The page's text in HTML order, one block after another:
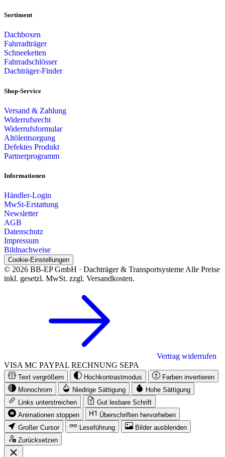
Sortiment
Dachboxen
Fahrradträger
Schneeketten
Fahrradschlösser
Dachträger-Finder
Shop-Service
Versand & Zahlung
Widerrufsrecht
Widerrufsformular
Altölentsorgung
Defektes Produkt
Partnerprogramm
Informationen
Händler-Login
MwSt-Erstattung
Newsletter
AGB
Datenschutz
Impressum
Bildnachweise
Cookie-Einstellungen
© 2026 BB-EP GmbH · Dachträger & Transportsysteme Alle Preise
inkl. gesetzl. MwSt. zzgl. Versandkosten.
Vertrag widerrufen
VISA MC PAYPAL RECHNUNG SEPA
Text vergrößern Hochkontrastmodus
Farben invertieren
Monochrom
Niedrige Sättigung
Hohe Sättigung
Links unterstreichen
Gut lesbare Schrift
Animationen stoppen
Überschriften hervorheben
Großer Cursor
Leseführung
Bilder ausblenden
Zurücksetzen